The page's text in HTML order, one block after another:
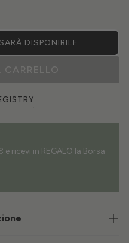
DISPONIBILE
ricevi in REGALO la Borsa